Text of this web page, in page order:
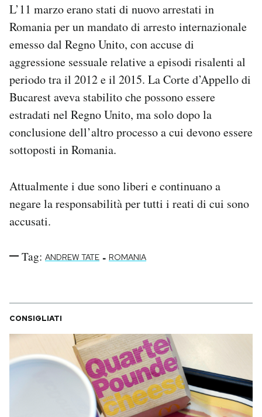
L’11 marzo erano stati di nuovo arrestati in
Romania per un mandato di arresto internazionale
emesso dal Regno Unito, con accuse di
aggressione sessuale relative a episodi risalenti al
periodo tra il 2012 e il 2015. La Corte d’Appello di
Bucarest aveva stabilito che possono essere
estradati nel Regno Unito, ma solo dopo la
conclusione dell’altro processo a cui devono essere
sottoposti in Romania.
Attualmente i due sono liberi e continuano a
negare la responsabilità per tutti i reati di cui sono
accusati.
Tag: ANDREW TATE - ROMANIA
CONSIGLIATI